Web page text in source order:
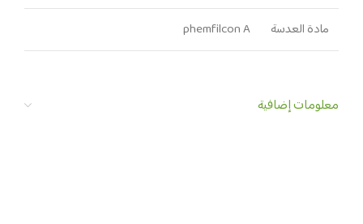
مادة العدسة phemfilcon A
معلومات إضافية